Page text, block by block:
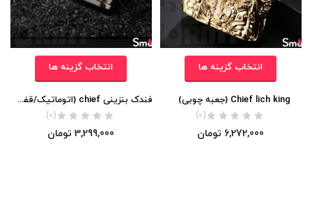
انتخاب گزینه ها
Chief lich king (جعبه چوبی)
(0)
6,272,000 تومان
انتخاب گزینه ها
فندک بنزینی chief (اتوماتیک/قفل دار) اورجینال
(0)
3,299,000 تومان